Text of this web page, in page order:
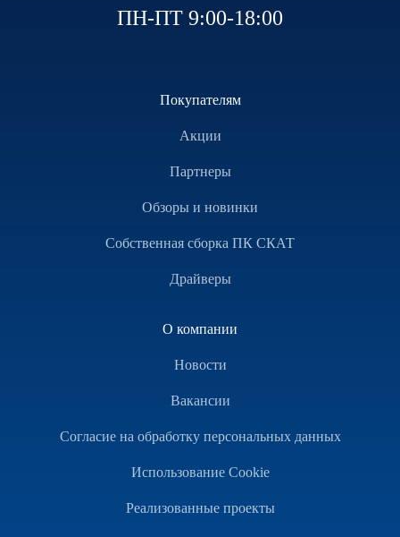
ПН-ПТ 9:00-18:00
Покупателям
Акции
Партнеры
Обзоры и новинки
Собственная сборка ПК СКАТ
Драйверы
О компании
Новости
Вакансии
Согласие на обработку персональных данных
Использование Cookie
Реализованные проекты